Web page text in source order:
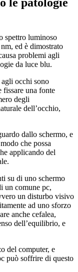
spettro luminoso
ed è dimostrato
problemi agli
da luce blu.
occhi sono
fissare una fonte
degli
dell’occhio,
dallo schermo, e
che possa
applicando del
su di uno schermo
un comune pc,
un disturbo visivo
ad uno sforzo
anche cefalea,
dell’equilibrio, e
del computer, e
può soffrire di questo